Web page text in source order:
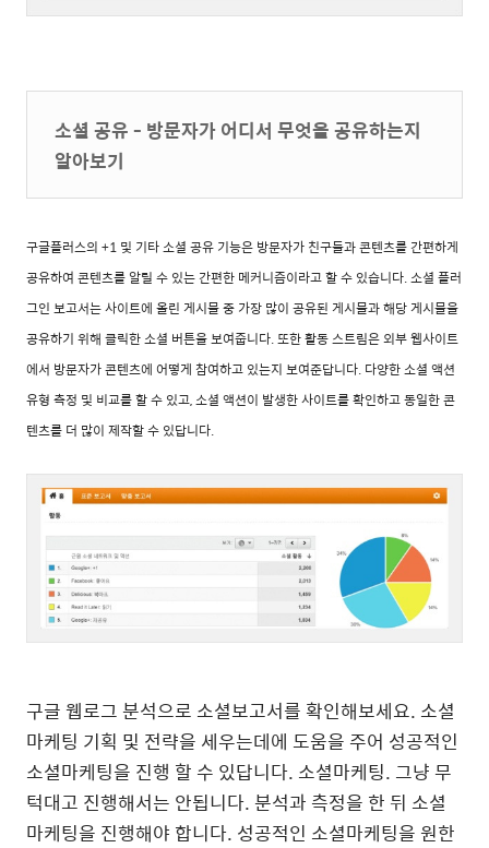
소셜 공유 - 방문자가 어디서 무엇을 공유하는지
알아보기
구글플러스의 +1 및 기타 소셜 공유 기능은 방문자가 친구들과 콘텐츠를 간편하게
공유하여 콘텐츠를 알릴 수 있는 간편한 메커니즘이라고 할 수 있습니다. 소셜 플러
그인 보고서는 사이트에 올린 게시물 중 가장 많이 공유된 게시물과 해당 게시물을
공유하기 위해 클릭한 소셜 버튼을 보여줍니다. 또한 활동 스트림은 외부 웹사이트
에서 방문자가 콘텐츠에 어떻게 참여하고 있는지 보여준답니다. 다양한 소셜 액션
유형 측정 및 비교를 할 수 있고,소셜 액션이 발생한 사이트를 확인하고 동일한 콘
텐츠를 더 많이 제작할 수 있답니다.
구글 웹로그 분석으로 소셜보고서를 확인해보세요. 소셜
마케팅 기획 및 전략을 세우는데에 도움을 주어 성공적인
소셜마케팅을 진행 할 수 있답니다. 소셜마케팅. 그냥 무
턱대고 진행해서는 안됩니다. 분석과 측정을 한 뒤 소셜
마케팅을 진행해야 합니다. 성공적인 소셜마케팅을 원한